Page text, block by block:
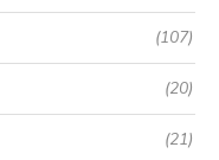
(107)
(20)
(21)